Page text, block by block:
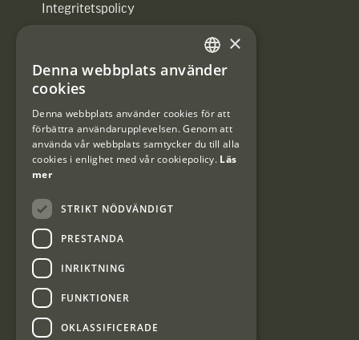
Integritetspolicy
#Interjaktfamily
Kundklubb
Information om kundklubben.
Interjakt Sweden AB, Årjäng
SWEDISH
×
Denna webbplats använder
cookies
Denna webbplats använder cookies för att
förbättra användarupplevelsen. Genom att
använda vår webbplats samtycker du till alla
cookies i enlighet med vår cookiepolicy. Läs
mer
STRIKT NÖDVÄNDIGT
PRESTANDA
INRIKTNING
FUNKTIONER
OKLASSIFICERADE